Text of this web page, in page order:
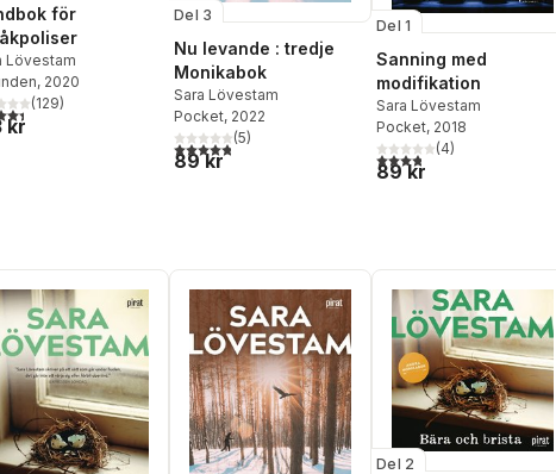
för
Lövestam
, 2020
5 stjärnor. Totalt antal röster:
(129)
kr
Del 3
Nu levande : tredje
Monikabok
Sara Lövestam
Pocket, 2022
4,8utav 5 stjärnor. Totalt antal röster:
(5)
89 kr
Del 1
Sanning med
modifikation
Sara Lövestam
Pocket, 2018
3,8utav 5 stjärnor. Totalt
(4)
89 kr
Del 2